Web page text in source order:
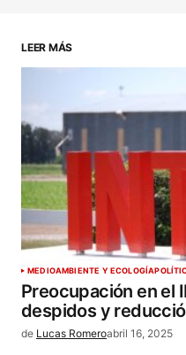
ENVIAR COMENTARIO
LEER MÁS
MEDIOAMBIENTE Y ECOLOGÍA
Preocupación en el
despidos y
de Lucas Romeroabril 16, 2025